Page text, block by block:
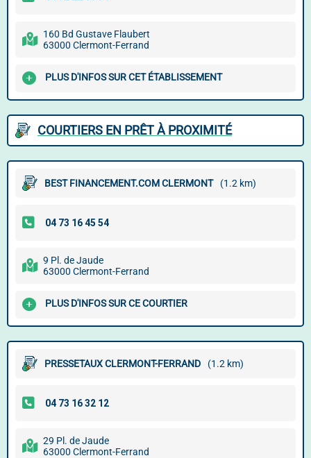
160 Bd Gustave Flaubert
63000 Clermont-Ferrand
PLUS D'INFOS SUR CET ÉTABLISSEMENT
COURTIERS EN PRÊT À PROXIMITÉ
BEST FINANCEMENT.COM CLERMONT (1.2 km)
9 Pl. de Jaude
63000 Clermont-Ferrand
PLUS D'INFOS SUR CE COURTIER
PRESSETAUX CLERMONT-FERRAND (1.2 km)
29 Pl. de Jaude
63000 Clermont-Ferrand